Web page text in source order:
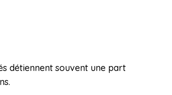
détiennent souvent une part